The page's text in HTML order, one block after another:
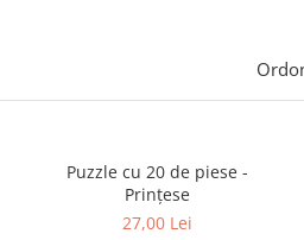
Puzzle cu 20 de piese -
Prințese
27,00 Lei